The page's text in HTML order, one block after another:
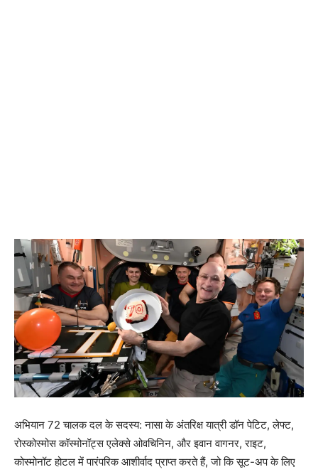
अभियान 72 चालक दल के सदस्य: नासा के अंतरिक्ष यात्री डॉन पेटिट, लेफ्ट,
रोस्कोस्मोस कॉस्मोनॉट्स एलेक्से ओवचिनिन, और इवान वागनर, राइट,
कोस्मोनॉट होटल में पारंपरिक आशीर्वाद प्राप्त करते हैं, जो कि सूट-अप के लिए